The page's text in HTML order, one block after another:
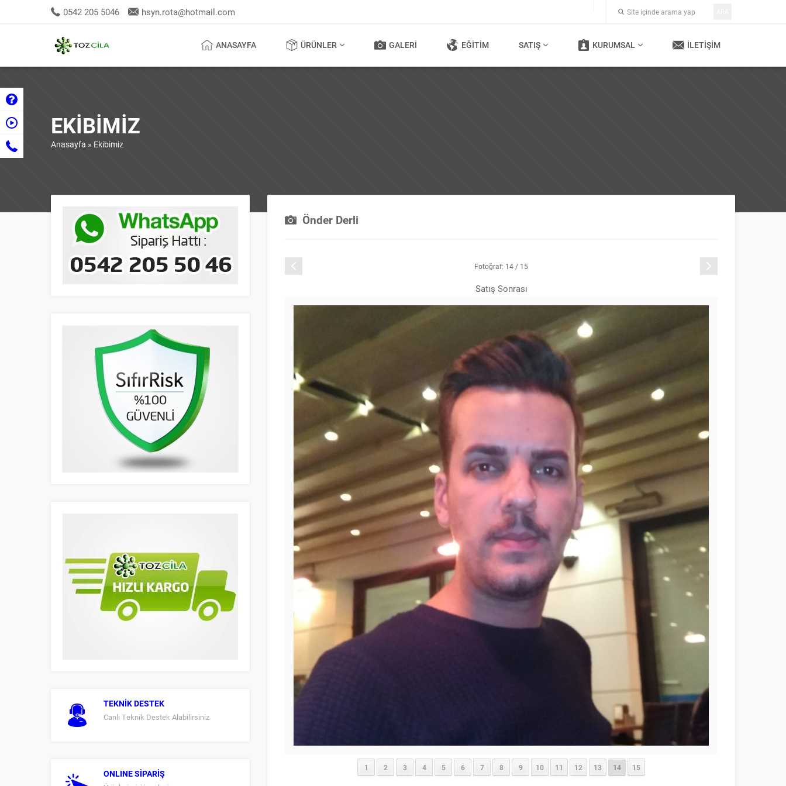
0542 205 5046 hsyn.rota@hotmail.com
ANASAYFA ÜRÜNLER GALERI EĞITIM SATIŞ KURUMSAL İLETIŞIM
EKIBIMIZ
Anasayfa » Ekibimiz
Önder Derli
Fotoğraf: 14 / 15
Satış Sonrası
1 2 3 4 5 6 7 8 9 10 11 12 13 14 15
TEKNİK DESTEK
Canlı Teknik Destek Alabilirsiniz
ONLINE SİPARİŞ